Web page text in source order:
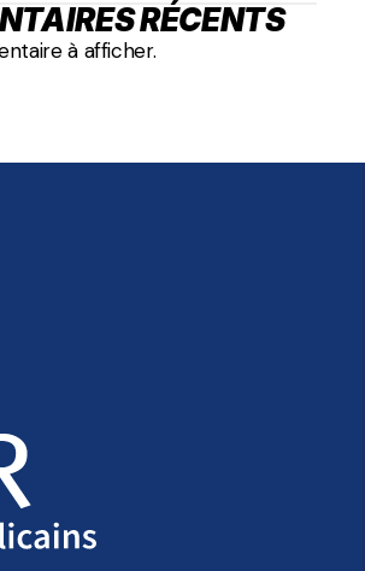
RÉCENTS
à afficher.